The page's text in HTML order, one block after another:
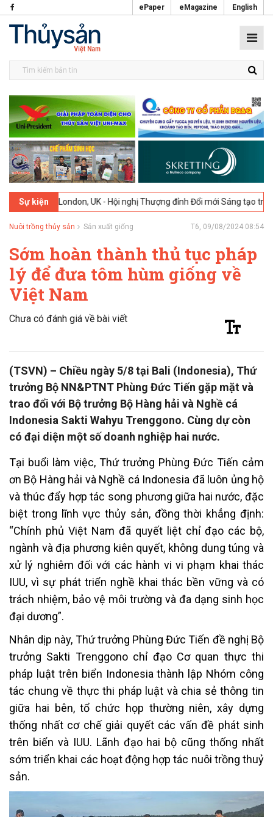
ePaper eMagazine English
Sự kiện
London, UK - Hội nghị Thượng đỉnh Đổi mới Sáng tạo trong
Nuôi trồng thủy sản Sản xuất giống T6, 09/08/2024 08:54
Sớm hoàn thành thủ tục pháp
lý để đưa tôm hùm giống về
Việt Nam
Chưa có đánh giá về bài viết
(TSVN) – Chiều ngày 5/8 tại Bali (Indonesia), Thứ
trưởng Bộ NN&PTNT Phùng Đức Tiến gặp mặt và
trao đổi với Bộ trưởng Bộ Hàng hải và Nghề cá
Indonesia Sakti Wahyu Trenggono. Cùng dự còn
có đại diện một số doanh nghiệp hai nước.
Tại buổi làm việc, Thứ trưởng Phùng Đức Tiến cảm
ơn Bộ Hàng hải và Nghề cá Indonesia đã luôn ủng hộ
và thúc đẩy hợp tác song phương giữa hai nước, đặc
biệt trong lĩnh vực thủy sản, đồng thời khẳng định:
“Chính phủ Việt Nam đã quyết liệt chỉ đạo các bộ,
ngành và địa phương kiên quyết, không dung túng và
xử lý nghiêm đối với các hành vi vi phạm khai thác
IUU, vì sự phát triển nghề khai thác bền vững và có
trách nhiệm, bảo vệ môi trường và đa dạng sinh học
đại dương”.
Nhân dịp này, Thứ trưởng Phùng Đức Tiến đề nghị Bộ
trưởng Sakti Trenggono chỉ đạo Cơ quan thực thi
pháp luật trên biển Indonesia thành lập Nhóm công
tác chung về thực thi pháp luật và chia sẻ thông tin
giữa hai bên, tổ chức họp thường niên, xây dựng
thống nhất cơ chế giải quyết các vấn đề phát sinh
trên biển và IUU. Lãnh đạo hai bộ cũng thống nhất
sớm triển khai các hoạt động hợp tác nuôi trồng thuỷ
sản.